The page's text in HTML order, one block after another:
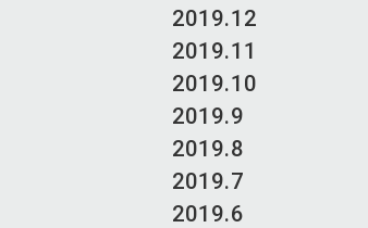
2019.12
2019.11
2019.10
2019.9
2019.8
2019.7
2019.6